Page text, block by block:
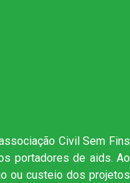
Civil Sem Fins
portadores de aids. Ao
ou custeio dos projetos